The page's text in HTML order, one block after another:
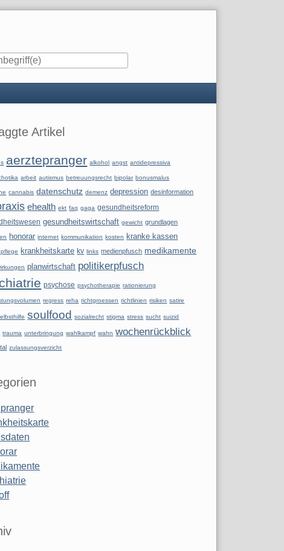
Artikel
aerztepranger alkohol angst antidepressiva
arbeit autismus betreuungsrecht bipolar bonusmalus
cannabis datenschutz demenz depression desinformation
ehealth ekt faq gaga gesundheitsreform
gesundheitswirtschaft gewicht grundlagen
honorar internet kommunikation kosten kranke kassen
krankheitskarte kv links medienpfusch medikamente
planwirtschaft politikerpfusch
psychose psychotherapie rationierung
regress reha richtgroessen richtlinien risiken satire
soulfood sozialrecht stigma stress sucht suizid
trauma unterbringung wahlkampf wahn wochenrückblick
zulassungsverzicht